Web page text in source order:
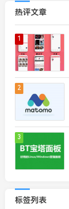
热评文章
1
2
3
标签列表